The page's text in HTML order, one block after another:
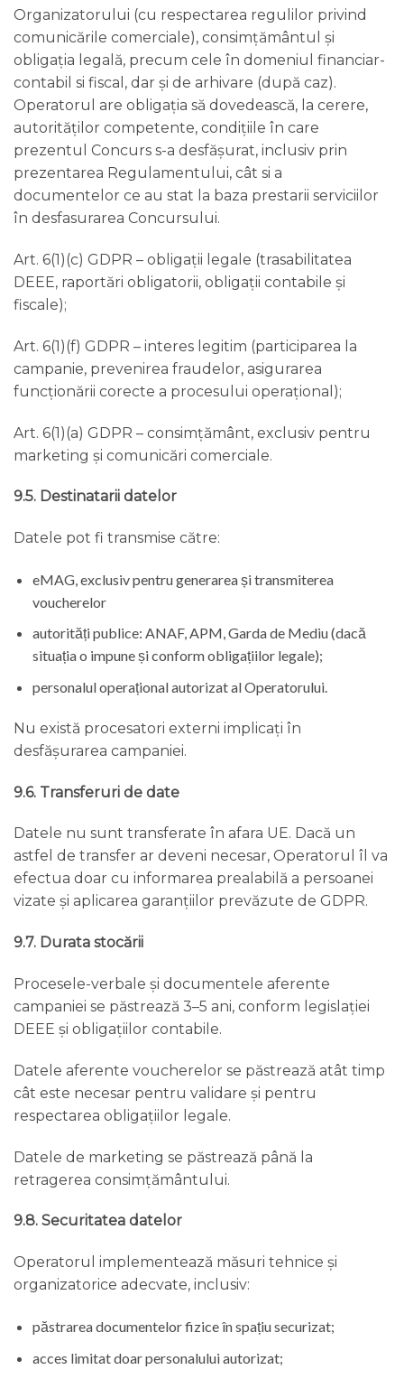
Organizatorului (cu respectarea regulilor privind
comunicările comerciale), consimțământul și
obligația legală, precum cele în domeniul financiar-
contabil si fiscal, dar și de arhivare (după caz).
Operatorul are obligația să dovedească, la cerere,
autorităților competente, condițiile în care
prezentul Concurs s-a desfășurat, inclusiv prin
prezentarea Regulamentului, cât si a
documentelor ce au stat la baza prestarii serviciilor
în desfasurarea Concursului.
Art. 6(1)(c) GDPR – obligații legale (trasabilitatea
DEEE, raportări obligatorii, obligații contabile și
fiscale);
Art. 6(1)(f) GDPR – interes legitim (participarea la
campanie, prevenirea fraudelor, asigurarea
funcționării corecte a procesului operațional);
Art. 6(1)(a) GDPR – consimțământ, exclusiv pentru
marketing și comunicări comerciale.
9.5. Destinatarii datelor
Datele pot fi transmise către:
eMAG, exclusiv pentru generarea și transmiterea
voucherelor
autorități publice: ANAF, APM, Garda de Mediu (dacă
situația o impune și conform obligațiilor legale);
personalul operațional autorizat al Operatorului.
Nu există procesatori externi implicați în
desfășurarea campaniei.
9.6. Transferuri de date
Datele nu sunt transferate în afara UE. Dacă un
astfel de transfer ar deveni necesar, Operatorul îl va
efectua doar cu informarea prealabilă a persoanei
vizate și aplicarea garanțiilor prevăzute de GDPR.
9.7. Durata stocării
Procesele-verbale și documentele aferente
campaniei se păstrează 3–5 ani, conform legislației
DEEE și obligațiilor contabile.
Datele aferente voucherelor se păstrează atât timp
cât este necesar pentru validare și pentru
respectarea obligațiilor legale.
Datele de marketing se păstrează până la
retragerea consimțământului.
9.8. Securitatea datelor
Operatorul implementează măsuri tehnice și
organizatorice adecvate, inclusiv:
păstrarea documentelor fizice în spațiu securizat;
acces limitat doar personalului autorizat;